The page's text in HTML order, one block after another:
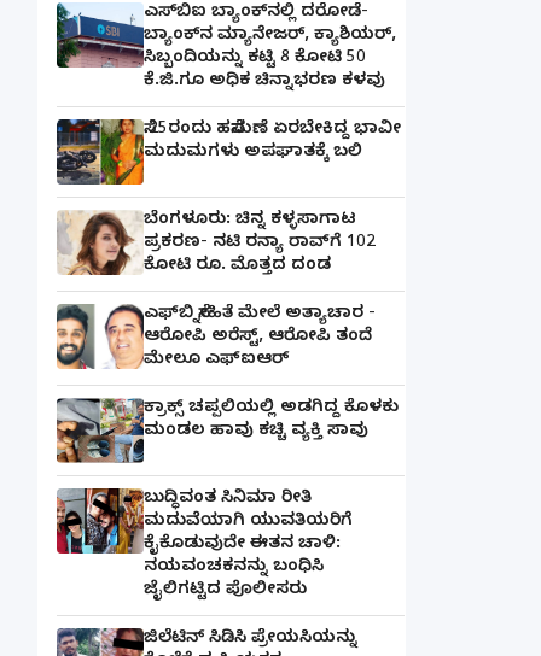
ಎಸ್‌ಬಿಐ ಬ್ಯಾಂಕ್‌ನಲ್ಲಿ‌ ದರೋಡೆ-
ಬ್ಯಾಂಕ್​ನ ಮ್ಯಾನೇಜರ್‌, ಕ್ಯಾಶಿಯರ್‌,
ಸಿಬ್ಬಂದಿಯನ್ನು ಕಟ್ಟಿ 8 ಕೋಟಿ 50
ಕೆ.ಜಿ.ಗೂ ಅಧಿಕ ಚಿನ್ನಾಭರಣ ಕಳವು
ಸೆ.25ರಂದು ಹಸೆಮಣೆ ಏರಬೇಕಿದ್ದ ಭಾವೀ
ಮದುಮಗಳು ಅಪಘಾತಕ್ಕೆ ಬಲಿ
ಬೆಂಗಳೂರು: ಚಿನ್ನ ಕಳ್ಳಸಾಗಾಟ
ಪ್ರಕರಣ- ನಟಿ ರನ್ಯಾ ರಾವ್‌ಗೆ 102
ಕೋಟಿ ರೂ. ಮೊತ್ತದ ದಂಡ
ಎಫ್‌ಬಿ ಸ್ನೇಹಿತೆ ಮೇಲೆ ಅತ್ಯಾಚಾರ -
ಆರೋಪಿ ಅರೆಸ್ಟ್, ಆರೋಪಿ ತಂದೆ
ಮೇಲೂ ಎಫ್ಐಆರ್
ಕ್ರಾಕ್ಸ್ ಚಪ್ಪಲಿಯಲ್ಲಿ ಅಡಗಿದ್ದ ಕೊಳಕು
ಮಂಡಲ ಹಾವು ಕಚ್ಚಿ ವ್ಯಕ್ತಿ ಸಾವು
ಬುದ್ಧಿವಂತ ಸಿನಿಮಾ ರೀತಿ
ಮದುವೆಯಾಗಿ ಯುವತಿಯರಿಗೆ
ಕೈಕೊಡುವುದೇ ಈತನ ಚಾಳಿ:
ನಯವಂಚಕನನ್ನು ಬಂಧಿಸಿ
ಜೈಲಿಗಟ್ಟಿದ ಪೊಲೀಸರು
ಜಿಲೆಟಿನ್ ಸಿಡಿಸಿ ಪ್ರೇಯಸಿಯನ್ನು